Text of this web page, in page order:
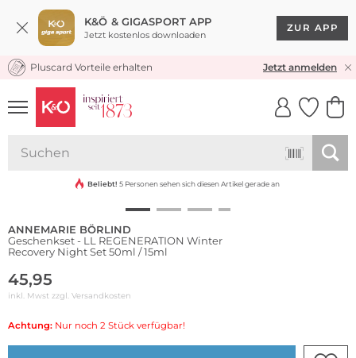
K&Ö & GIGASPORT APP
Jetzt kostenlos downloaden
ZUR APP
KOSTENLOSER VERSAND* & RÜCKVERSAND
Pluscard Vorteile erhalten Jetzt anmelden
UNSERE APP
CLICK &
Nachhaltig
Beliebt! 5 Personen sehen sich diesen Artikel gerade an
ANNEMARIE BÖRLIND
Geschenkset - LL REGENERATION Winter
Recovery Night Set 50ml / 15ml
45,95
inkl. Mwst zzgl. Versandkosten
Achtung: Nur noch 2 Stück verfügbar!